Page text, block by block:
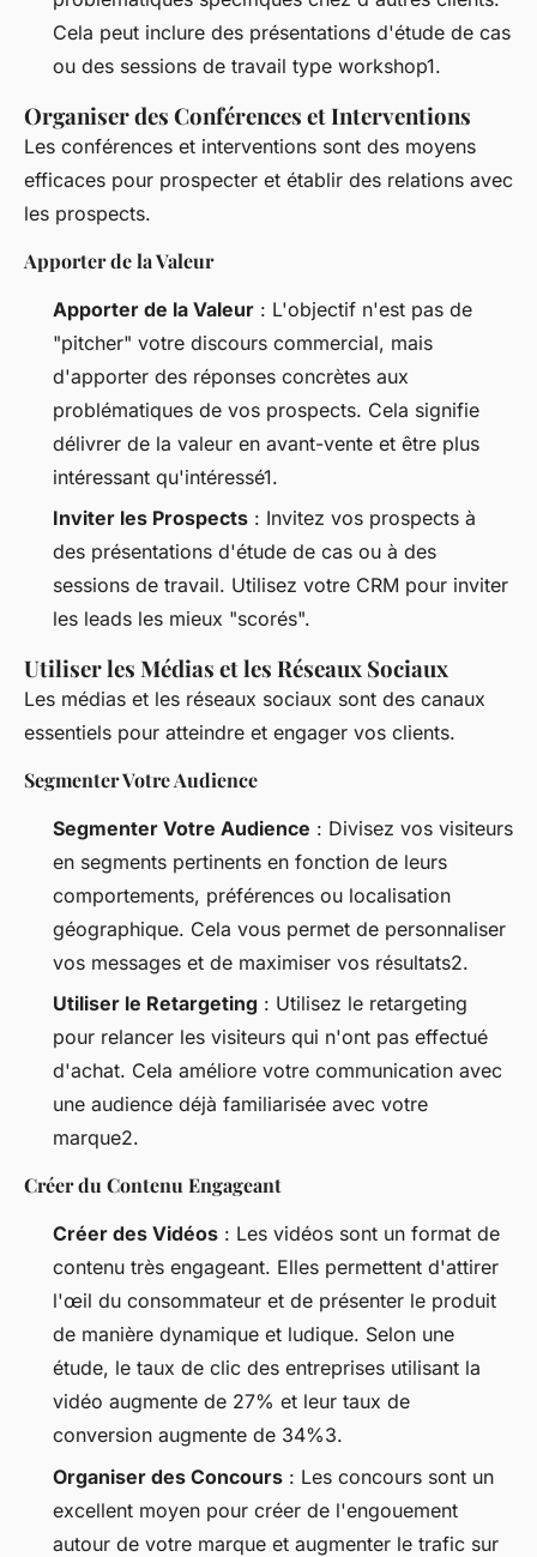
Cela peut inclure des présentations d'étude de cas
ou des sessions de travail type workshop1.
Organiser des Conférences et Interventions
Les conférences et interventions sont des moyens
efficaces pour prospecter et établir des relations avec
les prospects.
Apporter de la Valeur
Apporter de la Valeur : L'objectif n'est pas de
"pitcher" votre discours commercial, mais
d'apporter des réponses concrètes aux
problématiques de vos prospects. Cela signifie
délivrer de la valeur en avant-vente et être plus
intéressant qu'intéressé1.
Inviter les Prospects : Invitez vos prospects à
des présentations d'étude de cas ou à des
sessions de travail. Utilisez votre CRM pour inviter
les leads les mieux "scorés".
Utiliser les Médias et les Réseaux Sociaux
Les médias et les réseaux sociaux sont des canaux
essentiels pour atteindre et engager vos clients.
Segmenter Votre Audience
Segmenter Votre Audience : Divisez vos visiteurs
en segments pertinents en fonction de leurs
comportements, préférences ou localisation
géographique. Cela vous permet de personnaliser
vos messages et de maximiser vos résultats2.
Utiliser le Retargeting : Utilisez le retargeting
pour relancer les visiteurs qui n'ont pas effectué
d'achat. Cela améliore votre communication avec
une audience déjà familiarisée avec votre
marque2.
Créer du Contenu Engageant
Créer des Vidéos : Les vidéos sont un format de
contenu très engageant. Elles permettent d'attirer
l'œil du consommateur et de présenter le produit
de manière dynamique et ludique. Selon une
étude, le taux de clic des entreprises utilisant la
vidéo augmente de 27% et leur taux de
conversion augmente de 34%3.
Organiser des Concours : Les concours sont un
excellent moyen pour créer de l'engouement
autour de votre marque et augmenter le trafic sur